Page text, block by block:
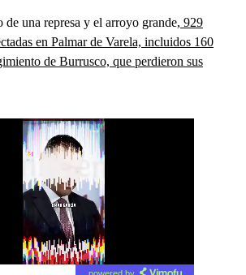
de una represa y el arroyo grande, 929
en Palmar de Varela, incluidos 160
de Burrusco, que perdieron sus
powered by